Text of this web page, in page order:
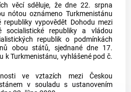
věcí sděluje, že dne 22. srpna
nótou oznámeno Turkmenistánu
republiky vypovědět Dohodu mezi
socialistické republiky a vládou
republik o podmínkách
obou států, sjednané dne 17.
k Turkmenistánu, vyhlášené pod č.
ve vztazích mezi Českou
v souladu s ustanovením